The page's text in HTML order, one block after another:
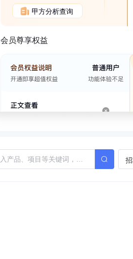
甲方分析查询
会员尊享权益